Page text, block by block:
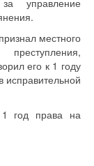
управление
местного
его к 1 году
год права на